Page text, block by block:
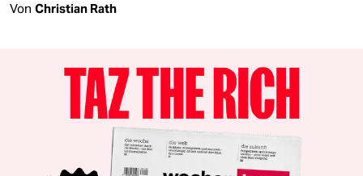
Von Christian Rath